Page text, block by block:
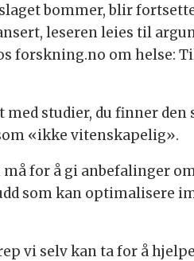
bommer, blir
leseren leies til
forskning.no om helse:
studier, du finner
«ikke vitenskapelig».
for å gi anbefalinger
som kan optimalisere
vi selv kan ta for å